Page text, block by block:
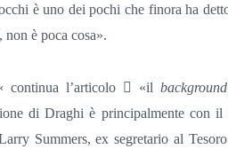
è uno dei pochi che finora ha
non è poca cosa».
continua l’articolo  «il background
di Draghi è principalmente con il
Summers, ex segretario al